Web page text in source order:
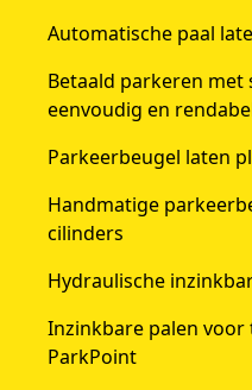
Automatische paal
Betaald parkeren met
eenvoudig en
Parkeerbeugel laten
Handmatige
cilinders
Hydraulische
Inzinkbare palen
ParkPoint